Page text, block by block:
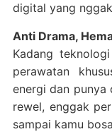
digital yang
Anti Drama,
Kadang
perawatan
energi dan punya
rewel, enggak
sampai kamu